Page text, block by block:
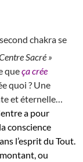
chakra se
Sacré »
queça crée
quoi ? Une
et éternelle…
a pour
la conscience
l’esprit du Tout.
ou